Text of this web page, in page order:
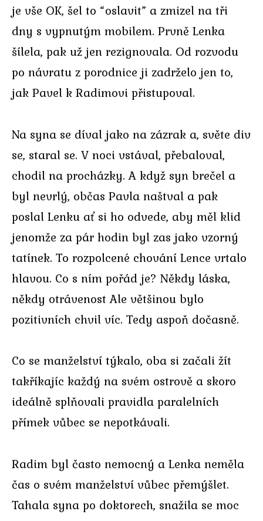
je vše OK, šel to “oslavit” a zmizel na tři
dny s vypnutým mobilem. Prvně Lenka
šílela, pak už jen rezignovala. Od rozvodu
po návratu z porodnice ji zadrželo jen to,
jak Pavel k Radimovi přistupoval.
Na syna se díval jako na zázrak a, světe div
se, staral se. V noci vstával, přebaloval,
chodil na procházky. A když syn brečel a
byl nevrlý, občas Pavla naštval a pak
poslal Lenku ať si ho odvede, aby měl klid
jenomže za pár hodin byl zas jako vzorný
tatínek. To rozpolcené chování Lence vrtalo
hlavou. Co s ním pořád je? Někdy láska,
někdy otrávenost Ale většinou bylo
pozitivních chvil víc. Tedy aspoň dočasně.
Co se manželství týkalo, oba si začali žít
takříkajíc každý na svém ostrově a skoro
ideálně splňovali pravidla paralelních
přímek vůbec se nepotkávali.
Radim byl často nemocný a Lenka neměla
čas o svém manželství vůbec přemýšlet.
Tahala syna po doktorech, snažila se moc